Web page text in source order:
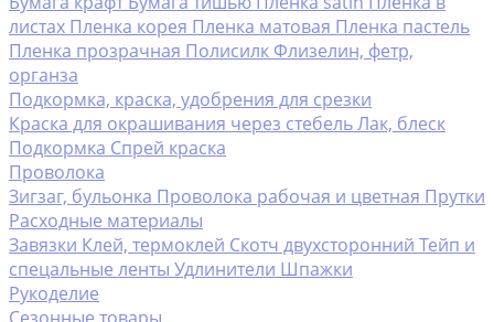
листах Пленка корея Пленка матовая Пленка пастель
Пленка прозрачная Полисилк Флизелин, фетр,
органза
Подкормка, краска, удобрения для срезки
Краска для окрашивания через стебельЛак, блеск
Подкормка Спрей краска
Проволока
Зигзаг, бульонка Проволока рабочая и цветная Прутки
Расходные материалы
Завязки Клей, термоклей Скотч двухсторонний Тейп и
спецальные ленты Удлинители Шпажки
Рукоделие